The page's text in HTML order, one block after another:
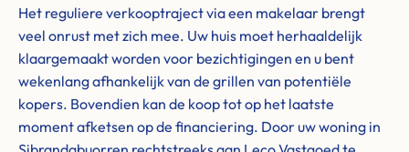
Het reguliere verkooptraject via een makelaar brengt
veel onrust met zich mee. Uw huis moet herhaaldelijk
klaargemaakt worden voor bezichtigingen en u bent
wekenlang afhankelijk van de grillen van potentiële
kopers. Bovendien kan de koop tot op het laatste
moment afketsen op de financiering. Door uw woning in